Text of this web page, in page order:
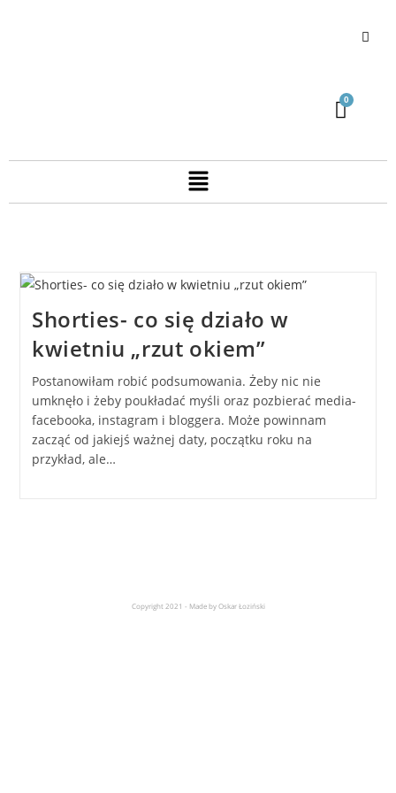
Shorties- co się działo w
kwietniu „rzut okiem”
Postanowiłam robić podsumowania. Żeby nic nie
umknęło i żeby poukładać myśli oraz pozbierać media-
facebooka, instagram i bloggera. Może powinnam
zacząć od jakiejś ważnej daty, początku roku na
przykład, ale…
Copyright 2021 - Made by Oskar Łoziński